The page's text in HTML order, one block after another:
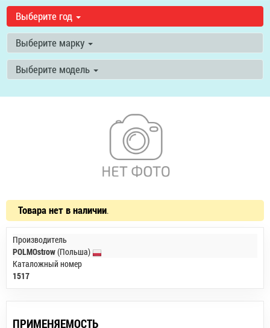
Выберите год
Выберите марку
Выберите модель
Товара нет в наличии.
Производитель
POLMOstrow(Польша)
Каталожный номер
1517
ПРИМЕНЯЕМОСТЬ